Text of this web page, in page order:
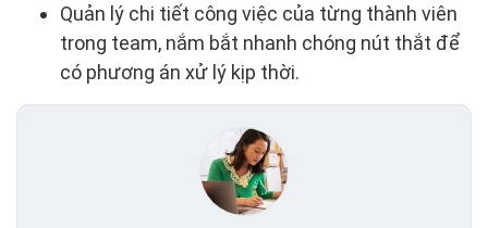
Quản lý chi tiết công việc của từng thành viên
trong team, nắm bắt nhanh chóng nút thắt để
có phương án xử lý kịp thời.